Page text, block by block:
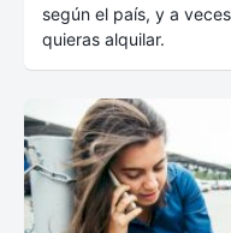
según el país, y a
quieras alquilar.